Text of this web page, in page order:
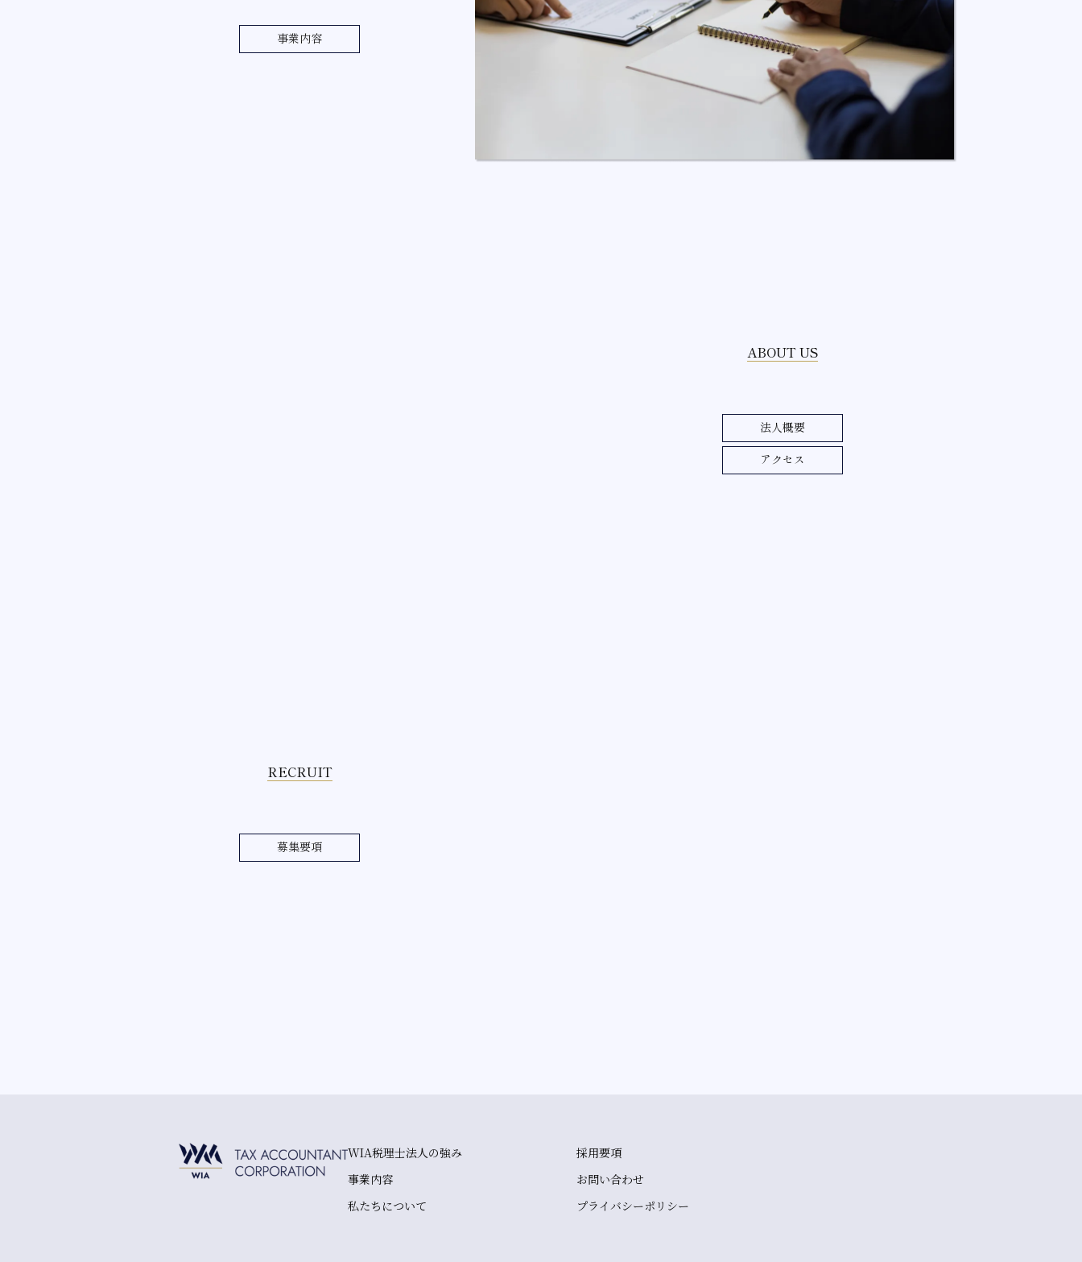
事業内容
ABOUT US
法人概要
アクセス
RECRUIT
募集要項
WIA税理士法人の強み
採用要項
事業内容
お問い合わせ
私たちについて
プライバシーポリシー